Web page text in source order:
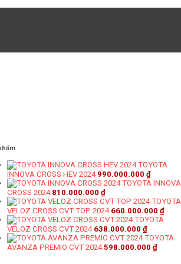
TOYOTA
INNOVA CROSS HEV 2024 990.000.000 ₫
TOYOTA INNOVA
CROSS 2024 810.000.000 ₫
TOYOTA
VELOZ CROSS CVT TOP 2024 660.000.000 ₫
TOYOTA
VELOZ CROSS CVT 2024 638.000.000 ₫
TOYOTA
AVANZA PREMIO CVT 2024 598.000.000 ₫